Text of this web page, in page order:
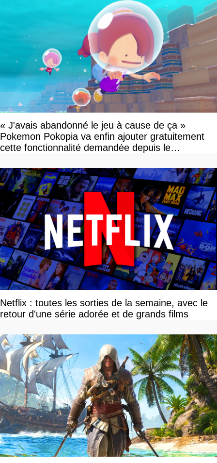
« J'avais abandonné le jeu à cause de ça »
Pokemon Pokopia va enfin ajouter gratuitement
cette fonctionnalité demandée depuis le
Netflix : toutes les sorties de la semaine, avec le
retour d'une série adorée et de grands films